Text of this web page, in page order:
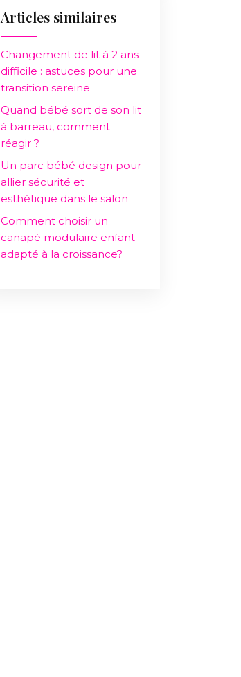
Articles similaires
Changement de lit à 2 ans
difficile : astuces pour une
transition sereine
Quand bébé sort de son lit
à barreau, comment
réagir ?
Un parc bébé design pour
allier sécurité et
esthétique dans le salon
Comment choisir un
canapé modulaire enfant
adapté à la croissance?